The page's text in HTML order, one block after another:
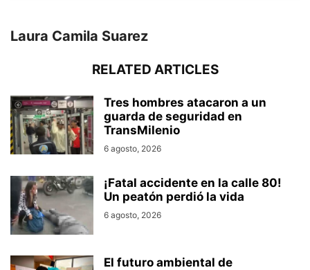
Laura Camila Suarez
RELATED ARTICLES
Tres hombres atacaron a un
guarda de seguridad en
TransMilenio
6 agosto, 2026
¡Fatal accidente en la calle 80!
Un peatón perdió la vida
6 agosto, 2026
El futuro ambiental de